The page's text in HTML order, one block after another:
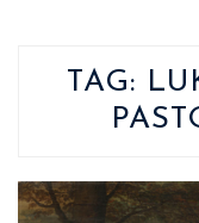
TAG: